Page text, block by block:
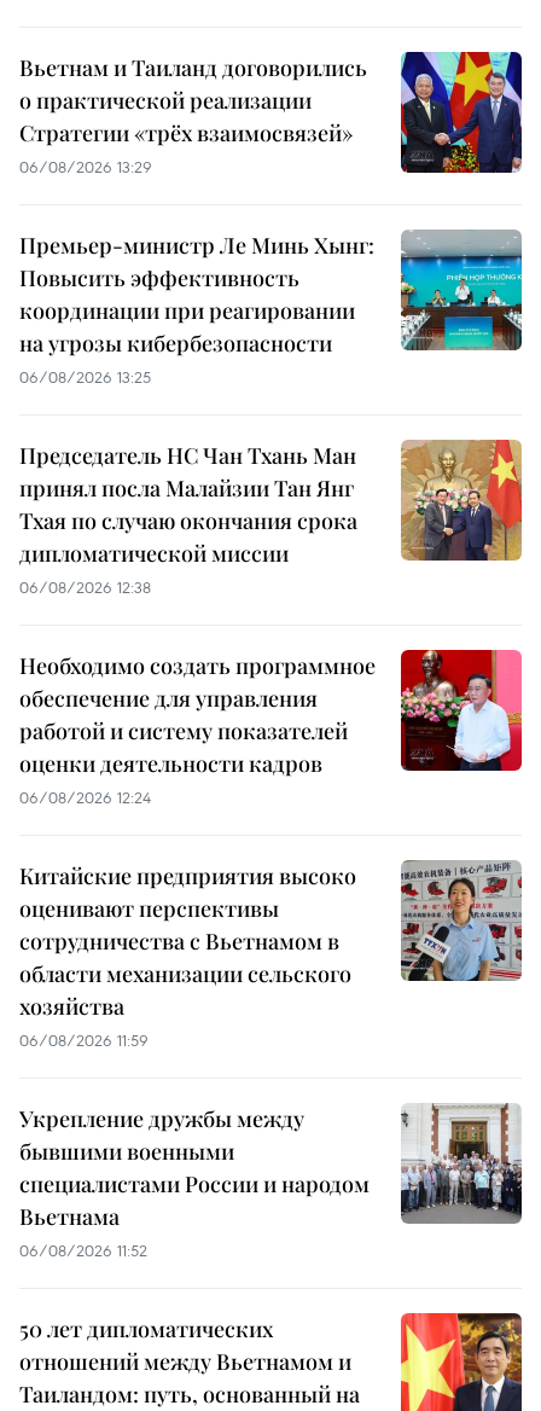
Вьетнам и Таиланд договорились
о практической реализации
Стратегии «трёх взаимосвязей»
06/08/2026 13:29
Премьер-министр Ле Минь Хынг:
Повысить эффективность
координации при реагировании
на угрозы кибербезопасности
06/08/2026 13:25
Председатель НС Чан Тхань Ман
принял посла Малайзии Тан Янг
Тхая по случаю окончания срока
дипломатической миссии
06/08/2026 12:38
Необходимо создать программное
обеспечение для управления
работой и систему показателей
оценки деятельности кадров
06/08/2026 12:24
Китайские предприятия высоко
оценивают перспективы
сотрудничества с Вьетнамом в
области механизации сельского
хозяйства
06/08/2026 11:59
Укрепление дружбы между
бывшими военными
специалистами России и народом
Вьетнама
06/08/2026 11:52
50 лет дипломатических
отношений между Вьетнамом и
Таиландом: путь, основанный на